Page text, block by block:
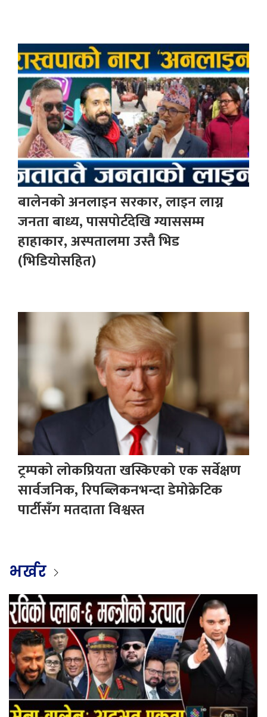
बालेनको अनलाइन सरकार, लाइन लाग्न
जनता बाध्य, पासपोर्टदेखि ग्याससम्म
हाहाकार, अस्पतालमा उस्तै भिड
(भिडियोसहित)
ट्रम्पको लोकप्रियता खस्किएको एक सर्वेक्षण
सार्वजनिक, रिपब्लिकनभन्दा डेमोक्रेटिक
पार्टीसँग मतदाता विश्वस्त
भर्खर